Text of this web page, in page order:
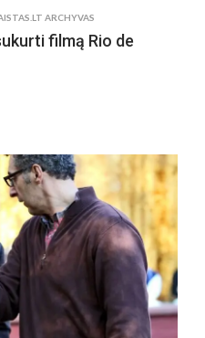
ARCHYVAS
filmą Rio de